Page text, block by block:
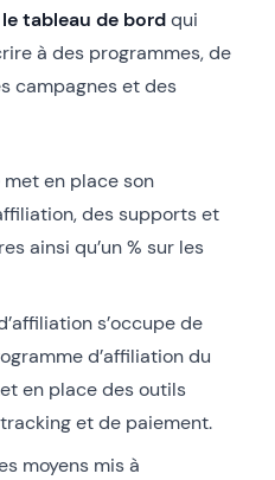
le tableau de bordqui
à des programmes, de
campagnes et des
en place son
des supports et
ainsi qu’un % sur les
s’occupe de
d’affiliation du
en place des outils
et de paiement.
moyens mis à